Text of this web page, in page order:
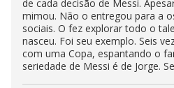
de cada decisão de Messi.
mimou. Não o entregou para a
sociais. O fez explorar todo o
nasceu. Foi seu exemplo. Seis
com uma Copa, espantando o
seriedade de Messi é de Jorge.